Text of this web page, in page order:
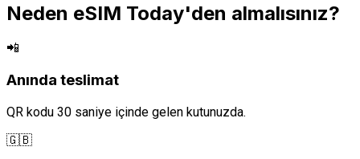
Neden eSIM Today'den almalısınız?
📲
Anında teslimat
QR kodu 30 saniye içinde gelen kutunuzda.
🇬🇧